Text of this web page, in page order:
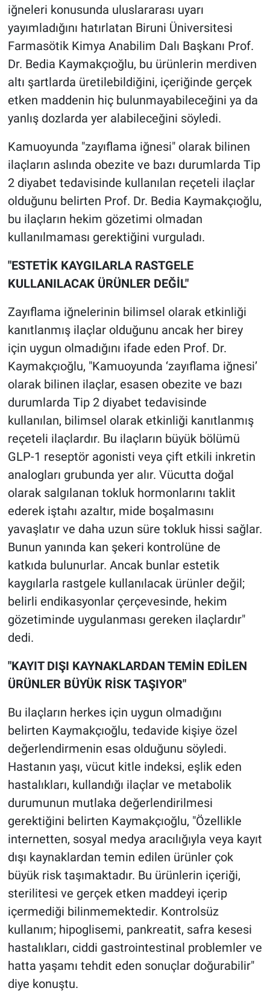
iğneleri konusunda uluslararası uyarı
yayımladığını hatırlatan Biruni Üniversitesi
Farmasötik Kimya Anabilim Dalı Başkanı Prof.
Dr. Bedia Kaymakçıoğlu, bu ürünlerin merdiven
altı şartlarda üretilebildiğini, içeriğinde gerçek
etken maddenin hiç bulunmayabileceğini ya da
yanlış dozlarda yer alabileceğini söyledi.
Kamuoyunda "zayıflama iğnesi" olarak bilinen
ilaçların aslında obezite ve bazı durumlarda Tip
2 diyabet tedavisinde kullanılan reçeteli ilaçlar
olduğunu belirten Prof. Dr. Bedia Kaymakçıoğlu,
bu ilaçların hekim gözetimi olmadan
kullanılmaması gerektiğini vurguladı.
"ESTETİK KAYGILARLA RASTGELE
KULLANILACAK ÜRÜNLER DEĞİL"
Zayıflama iğnelerinin bilimsel olarak etkinliği
kanıtlanmış ilaçlar olduğunu ancak her birey
için uygun olmadığını ifade eden Prof. Dr.
Kaymakçıoğlu, "Kamuoyunda ‘zayıflama iğnesi’
olarak bilinen ilaçlar, esasen obezite ve bazı
durumlarda Tip 2 diyabet tedavisinde
kullanılan, bilimsel olarak etkinliği kanıtlanmış
reçeteli ilaçlardır. Bu ilaçların büyük bölümü
GLP-1 reseptör agonisti veya çift etkili inkretin
analogları grubunda yer alır. Vücutta doğal
olarak salgılanan tokluk hormonlarını taklit
ederek iştahı azaltır, mide boşalmasını
yavaşlatır ve daha uzun süre tokluk hissi sağlar.
Bunun yanında kan şekeri kontrolüne de
katkıda bulunurlar. Ancak bunlar estetik
kaygılarla rastgele kullanılacak ürünler değil;
belirli endikasyonlar çerçevesinde, hekim
gözetiminde uygulanması gereken ilaçlardır"
dedi.
"KAYIT DIŞI KAYNAKLARDAN TEMİN EDİLEN
ÜRÜNLER BÜYÜK RİSK TAŞIYOR"
Bu ilaçların herkes için uygun olmadığını
belirten Kaymakçıoğlu, tedavide kişiye özel
değerlendirmenin esas olduğunu söyledi.
Hastanın yaşı, vücut kitle indeksi, eşlik eden
hastalıkları, kullandığı ilaçlar ve metabolik
durumunun mutlaka değerlendirilmesi
gerektiğini belirten Kaymakçıoğlu, "Özellikle
internetten, sosyal medya aracılığıyla veya kayıt
dışı kaynaklardan temin edilen ürünler çok
büyük risk taşımaktadır. Bu ürünlerin içeriği,
sterilitesi ve gerçek etken maddeyi içerip
içermediği bilinmemektedir. Kontrolsüz
kullanım; hipoglisemi, pankreatit, safra kesesi
hastalıkları, ciddi gastrointestinal problemler ve
hatta yaşamı tehdit eden sonuçlar doğurabilir"
diye konuştu.